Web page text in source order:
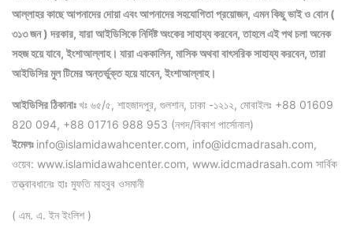
আল্লাহর কাছে আপনাদের দোয়া এবং আপনাদের সহযোগিতা প্রয়োজন, এমন কিছু ভাই ও বোন (
৩১৩ জন ) দরকার, যারা আইডিসিকে নির্দিষ্ট অংকের সাহায্য করবেন, তাহলে এই পথ চলা অনেক
সহজ হয়ে যাবে, ইংশাআল্লাহ। যারা এককালিন, মাসিক অথবা বাৎসরিক সাহায্য করবেন, তারা
আইডিসির মুল টিমের অন্তর্ভুক্ত হয়ে যাবেন, ইংশাআল্লাহ।
আইডিসির ঠিকানাঃখঃ ৬৫/৫, শাহজাদপুর, গুলশান, ঢাকা -১২১২, মোবাইলঃ +88 01609
820 094, +88 01716 988 953 (নগদ/বিকাশ পার্সোনাল)
ইমেলঃ info@islamidawahcenter.com, info@idcmadrasah.com,
ওয়েব: www.islamidawahcenter.com, www.idcmadrasah.com সার্বিক
তত্ত্বাবধানেঃ হাঃ মুফতি মাহবুব ওসমানী
( এম. এ. ইন ইংলিশ )